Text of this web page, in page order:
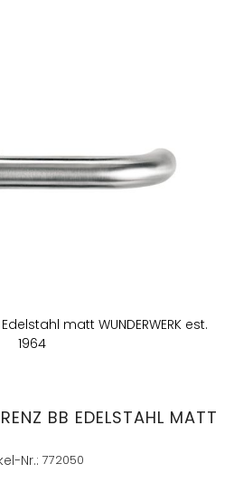
matt WUNDERWERK est.
1964
BB EDELSTAHL MATT
Nr.: 772050